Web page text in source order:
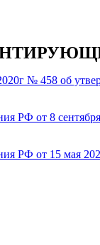
№ 458 об
РФ от 8
РФ от 15 мая